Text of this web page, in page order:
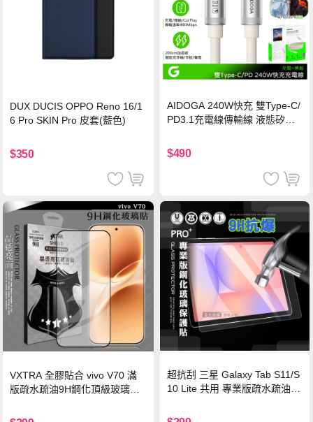
DUX DUCIS OPPO Reno 16/1
6 Pro SKIN Pro 皮套(藍色)
$350
AIDOGA 240W快充 雙Type-C/
PD3.1充電線傳輸線 液態矽膠
機/平板/筆電
$490
VXTRA 全膠貼合 vivo V70 滿
版疏水疏油9H鋼化頂級玻璃貼
超抗刮 三星 Galaxy Tab S11/S
10 Lite 共用 專業版疏水疏油9